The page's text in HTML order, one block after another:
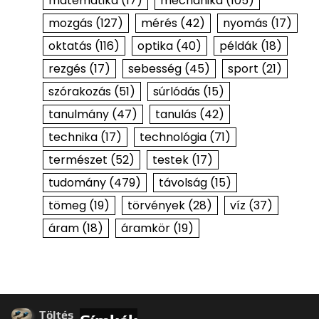
mozgás(127) mérés(42) nyomás(17)
oktatás(116) optika(40) példák(18)
rezgés(17) sebesség(45) sport (21)
szórakozás(51) súrlódás(15)
tanulmány(47) tanulás(42)
technika(17) technológia(71)
természet (52) testek(17)
tudomány(479) távolság(15)
tömeg(19) törvények(28) víz (37)
áram(18) áramkör(19)
Töltés